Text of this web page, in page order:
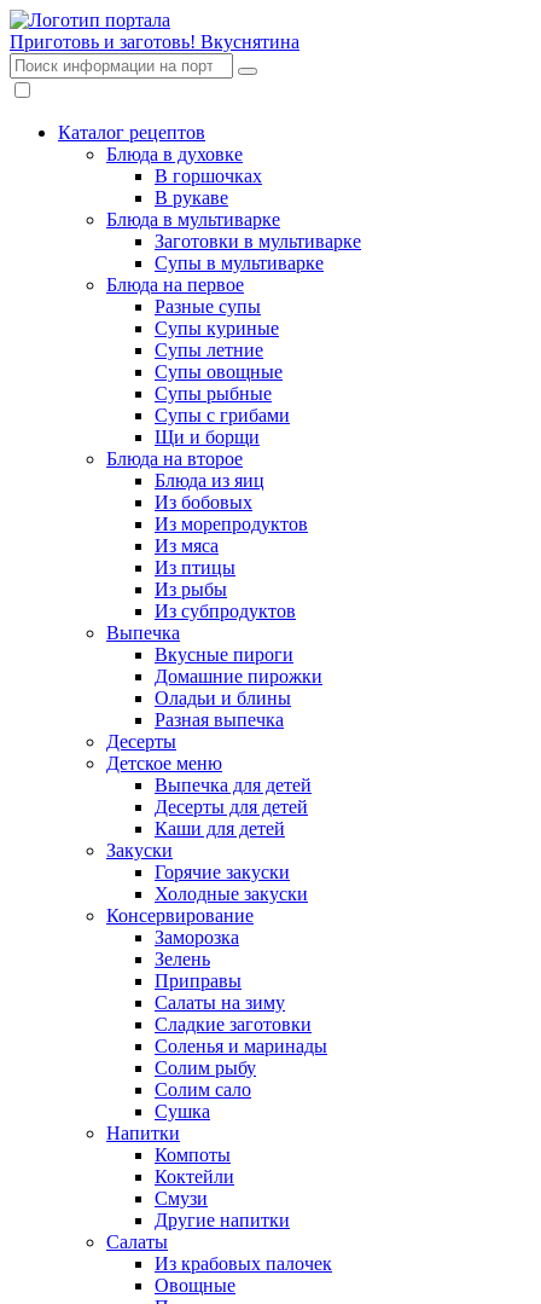
Приготовь и заготовь! Вкуснятина
Каталог рецептов
Блюда в духовке
В горшочках
В рукаве
Блюда в мультиварке
Заготовки в мультиварке
Супы в мультиварке
Блюда на первое
Разные супы
Супы куриные
Супы летние
Супы овощные
Супы рыбные
Супы с грибами
Щи и борщи
Блюда на второе
Блюда из яиц
Из бобовых
Из морепродуктов
Из мяса
Из птицы
Из рыбы
Из субпродуктов
Выпечка
Вкусные пироги
Домашние пирожки
Оладьи и блины
Разная выпечка
Десерты
Детское меню
Выпечка для детей
Десерты для детей
Каши для детей
Закуски
Горячие закуски
Холодные закуски
Консервирование
Заморозка
Зелень
Приправы
Салаты на зиму
Сладкие заготовки
Соленья и маринады
Солим рыбу
Солим сало
Сушка
Напитки
Компоты
Коктейли
Смузи
Другие напитки
Салаты
Из крабовых палочек
Овощные